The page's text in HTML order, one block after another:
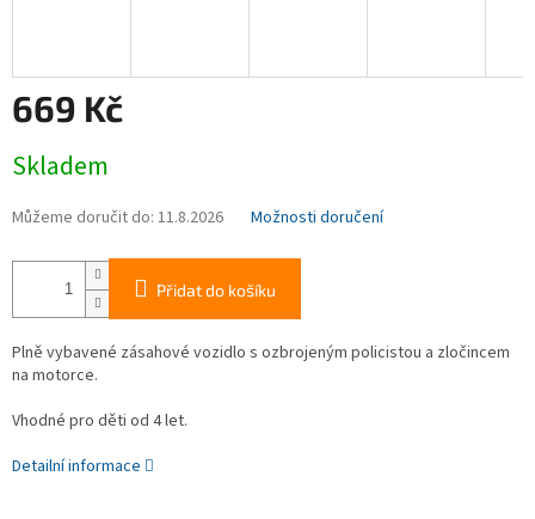
669 Kč
cena:
Skladem
Můžeme doručit do: 11.8.2026 Možnosti doručení
Přidat do košíku
Plně vybavené zásahové vozidlo s ozbrojeným policistou a zločincem
na motorce.
Vhodné pro děti od 4 let.
Detailní informace